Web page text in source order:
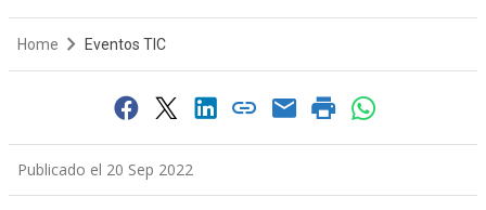
Home Eventos TIC
Publicado el 20 Sep 2022